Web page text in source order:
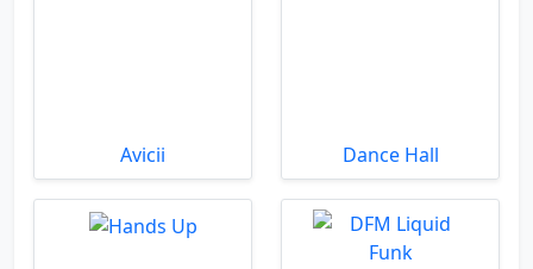
Avicii Dance Hall